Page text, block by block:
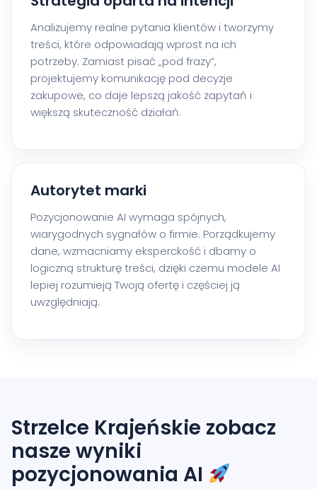
Analizujemy realne pytania klientów i tworzymy
treści, które odpowiadają wprost na ich
potrzeby. Zamiast pisać „pod frazy”,
projektujemy komunikację pod decyzje
zakupowe, co daje lepszą jakość zapytań i
większą skuteczność działań.
Autorytet marki
Pozycjonowanie AI wymaga spójnych,
wiarygodnych sygnałów o firmie. Porządkujemy
dane, wzmacniamy eksperckość i dbamy o
logiczną strukturę treści, dzięki czemu modele AI
lepiej rozumieją Twoją ofertę i częściej ją
uwzględniają.
Strzelce Krajeńskie zobacz
nasze wyniki
pozycjonowania AI